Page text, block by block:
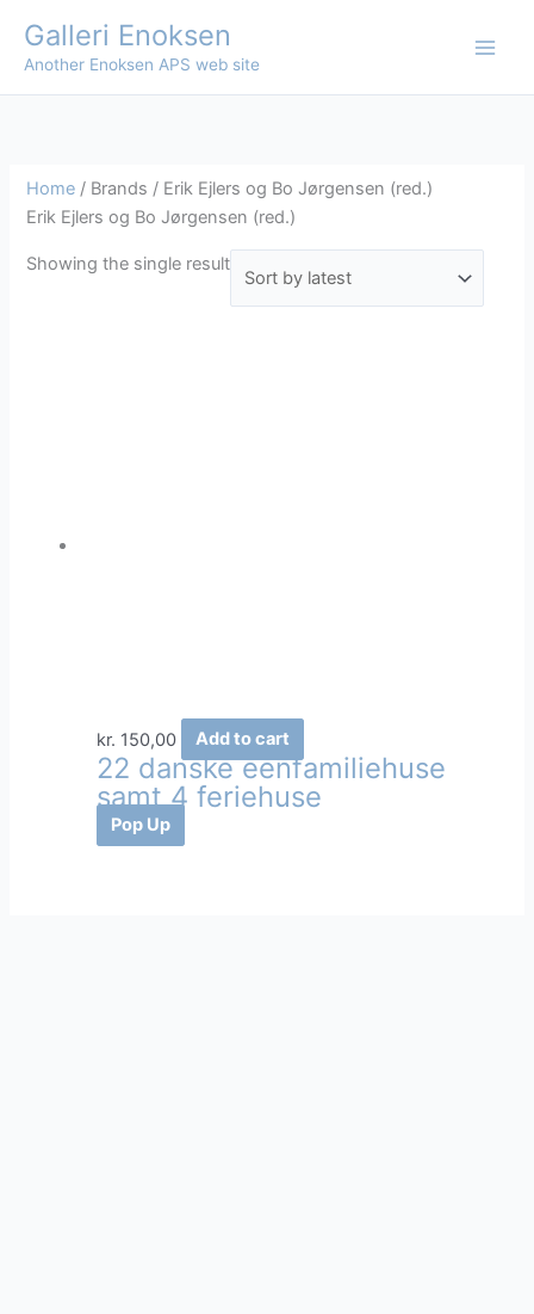
content
Galleri Enoksen
Another Enoksen APS web site
Home / Brands / Erik Ejlers og Bo Jørgensen (red.)
Erik Ejlers og Bo Jørgensen (red.)
Showing the single result
kr. 150,00 Add to cart
22 danske eenfamiliehuse
samt 4 feriehuse
Pop Up